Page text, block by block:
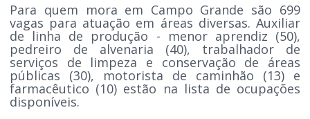
Para quem mora em Campo Grande são 699
vagas para atuação em áreas diversas. Auxiliar
de linha de produção - menor aprendiz (50),
pedreiro de alvenaria (40), trabalhador de
serviços de limpeza e conservação de áreas
públicas (30), motorista de caminhão (13) e
farmacêutico (10) estão na lista de ocupações
disponíveis.